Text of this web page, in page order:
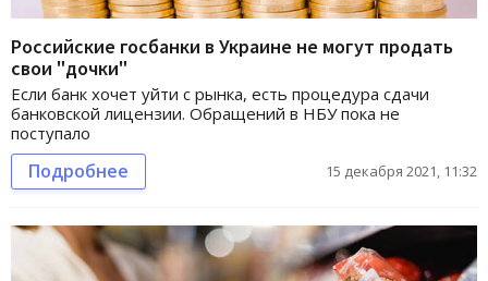
Российские госбанки в Украине не могут продать
свои "дочки"
Если банк хочет уйти с рынка, есть процедура сдачи
банковской лицензии. Обращений в НБУ пока не
поступало
Подробнее 15 декабря 2021, 11:32